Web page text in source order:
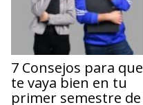
7 Consejos para que
te vaya bien en tu
primer semestre de